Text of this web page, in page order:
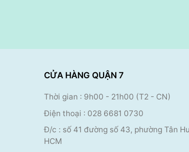
CỬA HÀNG QUẬN 7
Thời gian : 9h00 - 21h00 (T2 - CN)
Điện thoại : 028 6681 0730
Đ/c : số 41 đường số 43, phường Tân
HCM